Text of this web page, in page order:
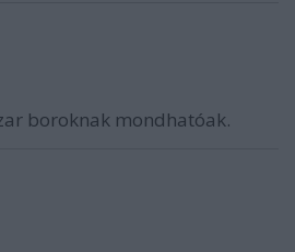
boroknak mondhatóak.